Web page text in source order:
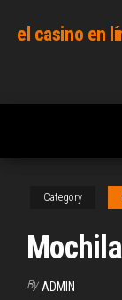
el casino en
Category
By ADMIN